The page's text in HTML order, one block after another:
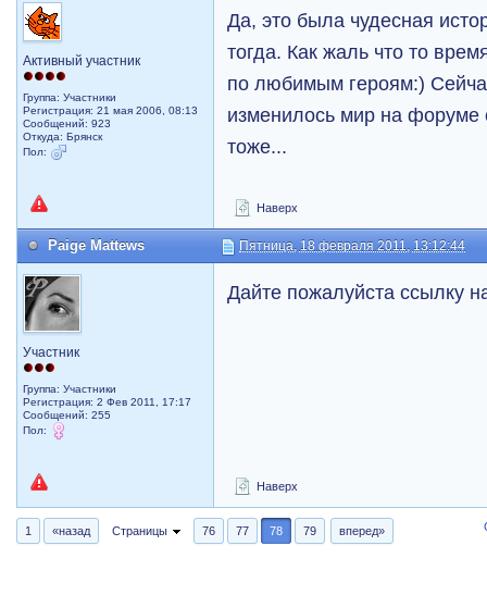
Активный участник
Группа: Участники
Регистрация: 21 мая 2006, 08:13
Сообщений: 923
Откуда: Брянск
Пол:
Да, это была чудесная
тогда. Как жаль что то
по любимым героям:)
изменилось мир на
тоже...
Наверх
Paige Mattews Пятница, 18 февраля 2011, 13:12:44
Участник
Группа: Участники
Регистрация: 2 Фев 2011, 17:17
Сообщений: 255
Пол:
Дайте пожалуйста ссылку
Наверх
1 «назад Страницы 76 77 78 79 вперед»